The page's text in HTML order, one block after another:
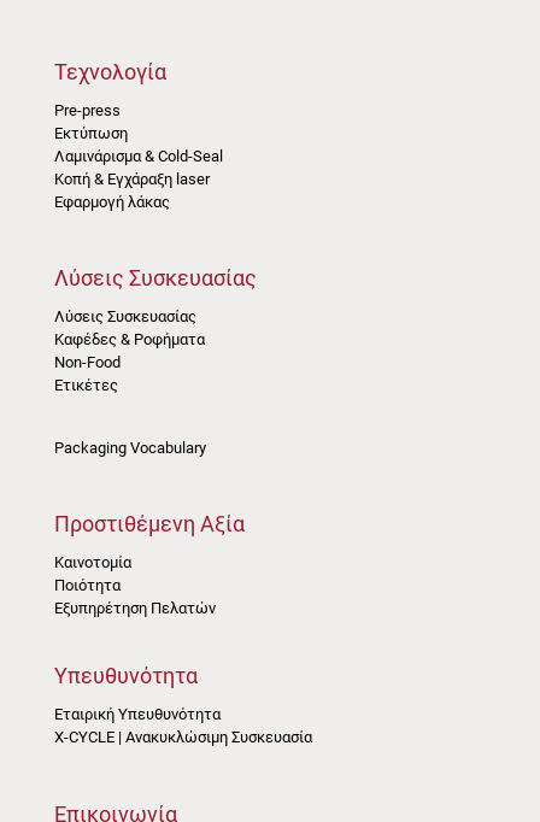
Τεχνολογία
Pre-press
Εκτύπωση
Λαμινάρισμα & Cold-Seal
Κοπή & Εγχάραξη laser
Εφαρμογή λάκας
Λύσεις Συσκευασίας
Λύσεις Συσκευασίας
Καφέδες & Ροφήματα
Non-Food
Ετικέτες
Packaging Vocabulary
Προστιθέμενη Αξία
Καινοτομία
Ποιότητα
Εξυπηρέτηση Πελατών
Υπευθυνότητα
Εταιρική Υπευθυνότητα
X-CYCLE | Ανακυκλώσιμη Συσκευασία
Επικοινωνία